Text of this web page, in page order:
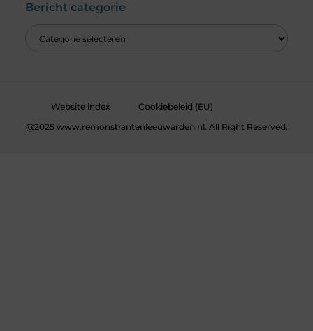
Bericht categorie
Website index
Cookiebeleid (EU)
@2025 www.remonstrantenleeuwarden.nl. All Right Reserved.